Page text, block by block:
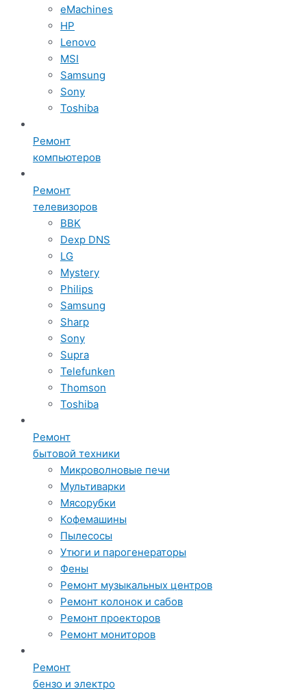
eMachines
HP
Lenovo
MSI
Samsung
Sony
Toshiba
Ремонт
компьютеров
Ремонт
телевизоров
BBK
Dexp DNS
LG
Mystery
Philips
Samsung
Sharp
Sony
Supra
Telefunken
Thomson
Toshiba
Ремонт
бытовой техники
Микроволновые печи
Мультиварки
Мясорубки
Кофемашины
Пылесосы
Утюги и парогенераторы
Фены
Ремонт музыкальных центров
Ремонт колонок и сабов
Ремонт проекторов
Ремонт мониторов
Ремонт
бензо и электро